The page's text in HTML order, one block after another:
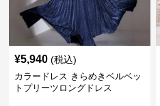
¥5,940 (税込)
カラードレス きらめきベルベッ
トプリーツロングドレス